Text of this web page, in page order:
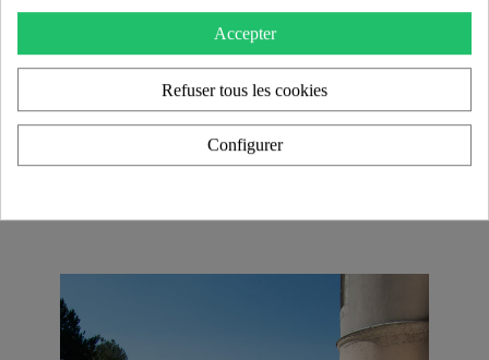
Chaque modèle de la gamme KUUMO Design est
une pièce unique, alliant transparence et contraste des
matériaux pour un rendu élégant etintemporel
Grâce à unepersonnalisationétendue des couleurs
et des finitions, ces créations s’adaptent aussi bien
Accepter
Refuser tous les cookies
Configurer